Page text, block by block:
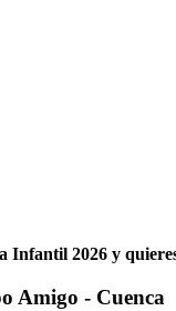
Infantil 2026 y
Amigo - Cuenca